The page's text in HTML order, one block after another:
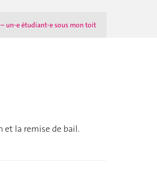
– un-e étudiant-e sous mon toit
et la remise de bail.